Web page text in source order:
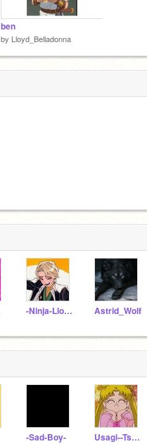
ben
by Lloyd_Belladonna
-Ninja-Lloyd- Astrid_Wolf
-Sad-Boy- Usagi--Tsukino